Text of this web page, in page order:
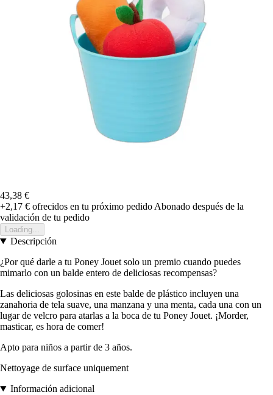
43,38 €
+2,17 € ofrecidos en tu próximo pedido Abonado después de la
validación de tu pedido
Loading...
Descripción
¿Por qué darle a tu Poney Jouet solo un premio cuando puedes
mimarlo con un balde entero de deliciosas recompensas?
Las deliciosas golosinas en este balde de plástico incluyen una
zanahoria de tela suave, una manzana y una menta, cada una con un
lugar de velcro para atarlas a la boca de tu Poney Jouet. ¡Morder,
masticar, es hora de comer!
Apto para niños a partir de 3 años.
Nettoyage de surface uniquement
Información adicional